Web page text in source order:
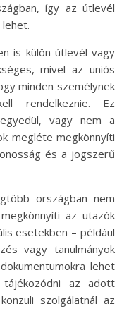
így az útlevél
is külön útlevél vagy
mivel az uniós
minden személynek
rendelkeznie. Ez
vagy nem a
megléte megkönnyíti
és a jogszerű
országban nem
az utazók
esetekben – például
vagy tanulmányok
lehet
az adott
szolgálatnál az